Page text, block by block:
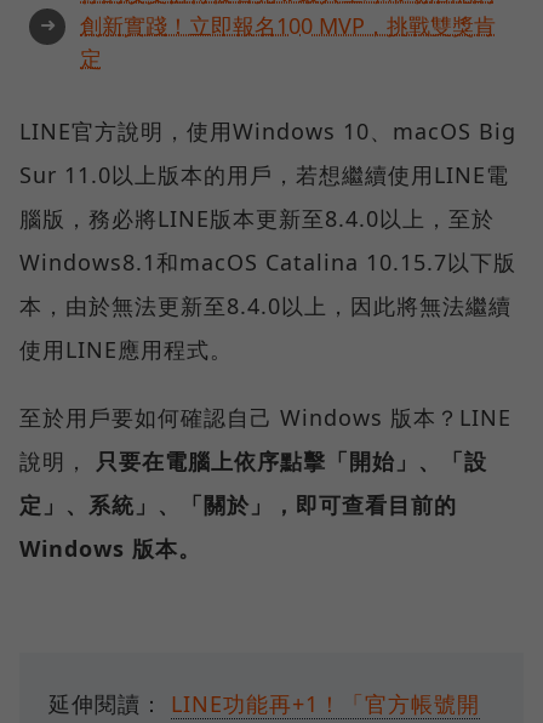
➜
創新實踐！立即報名100 MVP，挑戰雙獎肯
定
LINE官方說明，使用Windows 10、macOS Big
Sur 11.0以上版本的用戶，若想繼續使用LINE電
腦版，務必將LINE版本更新至8.4.0以上，至於
Windows8.1和macOS Catalina 10.15.7以下版
本，由於無法更新至8.4.0以上，因此將無法繼續
使用LINE應用程式。
至於用戶要如何確認自己 Windows 版本？LINE
說明， 只要在電腦上依序點擊「開始」、「設
定」、系統」、「關於」，即可查看目前的
Windows 版本。
延伸閱讀： LINE功能再+1！「官方帳號開